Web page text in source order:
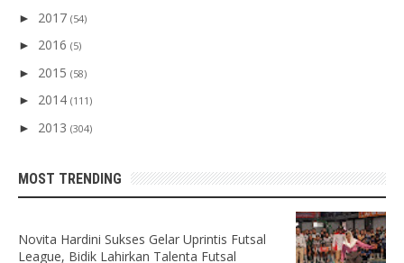
► 2017 (54)
► 2016 (5)
► 2015 (58)
► 2014 (111)
► 2013 (304)
MOST TRENDING
Novita Hardini Sukses Gelar Uprintis Futsal
League, Bidik Lahirkan Talenta Futsal